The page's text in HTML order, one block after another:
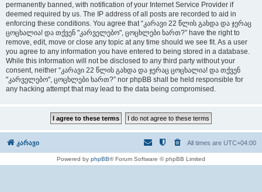
permanently banned, with notification of your Internet Service Provider if
deemed required by us. The IP address of all posts are recorded to aid in
enforcing these conditions. You agree that “კარავი 22 წლის გახდა და ჯერაც
ცოცხალია! და თქვენ "კარველებო", ცოცხლები ხართ?” have the right to
remove, edit, move or close any topic at any time should we see fit. As a user
you agree to any information you have entered to being stored in a database.
While this information will not be disclosed to any third party without your
consent, neither “კარავი 22 წლის გახდა და ჯერაც ცოცხალია! და თქვენ
"კარველებო", ცოცხლები ხართ?” nor phpBB shall be held responsible for
any hacking attempt that may lead to the data being compromised.
კარავი All times are UTC+04:00
Powered by phpBB® Forum Software © phpBB Limited